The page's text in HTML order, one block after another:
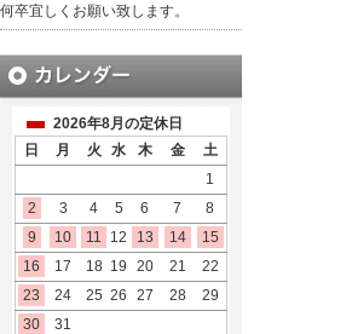
何卒宜しくお願い致します。
2026年8月の定休日
日
月 火 水 木 金
土
1
2
3 4 5 6 7
8
9
10 11 12 13 14
15
16
17 18 19 20 21
22
23
24 25 26 27 28
29
30
31